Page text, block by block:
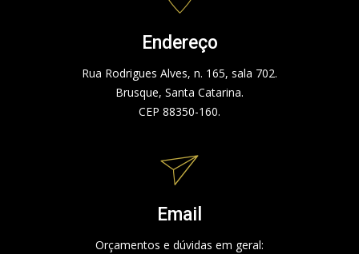
Endereço
Rua Rodrigues Alves, n. 165, sala 702.
Brusque, Santa Catarina.
CEP 88350-160.
Email
Orçamentos e dúvidas em geral: